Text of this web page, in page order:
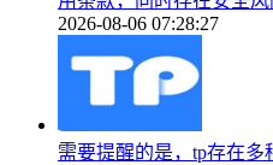
2026-08-06 07:28:27
需要提醒的是，tp存在